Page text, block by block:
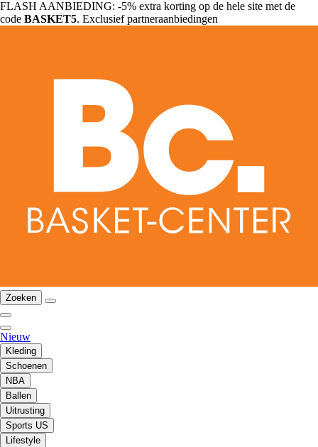
FLASH AANBIEDING: -5% extra korting op de hele site met de
code BASKET5. Exclusief partneraanbiedingen
Zoeken
Nieuw
Kleding
Schoenen
NBA
Ballen
Uitrusting
Sports US
Lifestyle